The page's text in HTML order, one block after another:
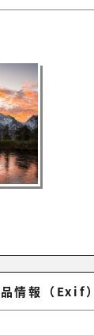
主題になりがち
でしょうか？
09:19:30
当時最高記録の
ような「毒キノ
情報（Exif）